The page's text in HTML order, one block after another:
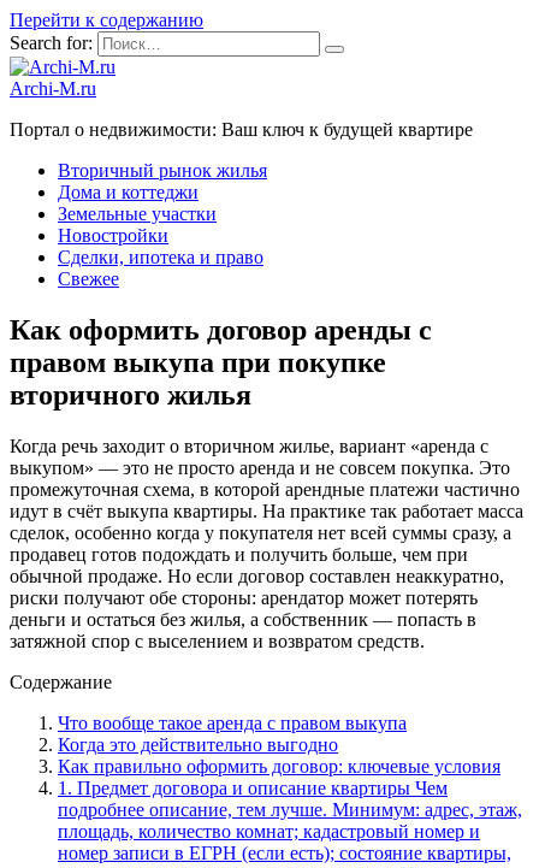
Перейти к содержанию
Search for:
Archi-M.ru
Портал о недвижимости: Ваш ключ к будущей квартире
Вторичный рынок жилья
Дома и коттеджи
Земельные участки
Новостройки
Сделки, ипотека и право
Свежее
Как оформить договор аренды с
правом выкупа при покупке
вторичного жилья
Когда речь заходит о вторичном жилье, вариант «аренда с
выкупом» — это не просто аренда и не совсем покупка. Это
промежуточная схема, в которой арендные платежи частично
идут в счёт выкупа квартиры. На практике так работает масса
сделок, особенно когда у покупателя нет всей суммы сразу, а
продавец готов подождать и получить больше, чем при
обычной продаже. Но если договор составлен неаккуратно,
риски получают обе стороны: арендатор может потерять
деньги и остаться без жилья, а собственник — попасть в
затяжной спор с выселением и возвратом средств.
Содержание
Что вообще такое аренда с правом выкупа
Когда это действительно выгодно
Как правильно оформить договор: ключевые условия
1. Предмет договора и описание квартиры Чем
подробнее описание, тем лучше. Минимум: адрес, этаж,
площадь, количество комнат; кадастровый номер и
номер записи в ЕГРН (если есть); состояние квартиры,